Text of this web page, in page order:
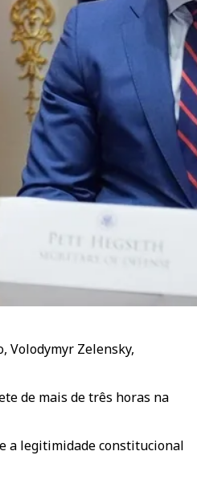
Volodymyr Zelensky,
de mais de três horas na
a legitimidade constitucional